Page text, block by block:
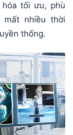
tối ưu, phù
mất nhiều thời
thống.